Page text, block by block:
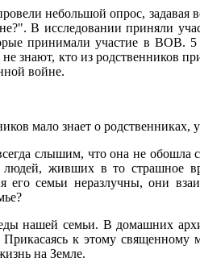
небольшой опрос, задавая
В исследовании приняли
принимали участие в ВОВ. 5
знают, кто из родственников
войне.
мало знает о родственниках,
слышим, что она не обошла
живших в то страшное
его семьи неразлучны, они
нашей семьи. В домашних
к этому священному
на Земле.